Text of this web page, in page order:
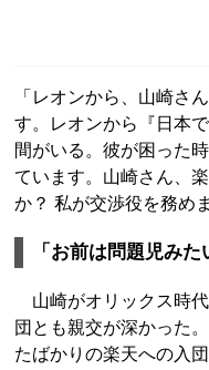
「レオンから、山崎さ
す。レオンから『日本
間がいる。彼が困った
ています。山崎さん、
か？ 私が交渉役を務め
「お前は問題児みた
山崎がオリックス時代
団とも親交が深かった
たばかりの楽天への入